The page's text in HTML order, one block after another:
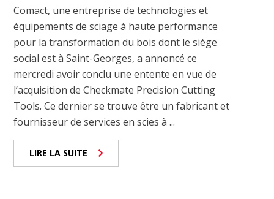
Comact, une entreprise de technologies et
équipements de sciage à haute performance
pour la transformation du bois dont le siège
social est à Saint-Georges, a annoncé ce
mercredi avoir conclu une entente en vue de
l’acquisition de Checkmate Precision Cutting
Tools. Ce dernier se trouve être un fabricant et
fournisseur de services en scies à ...
LIRE LA SUITE